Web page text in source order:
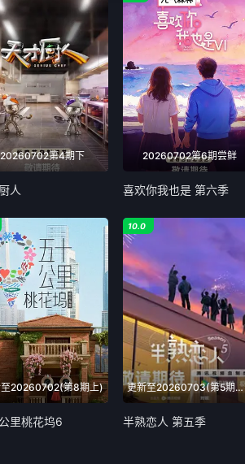
20260702第4期下
人
20260702第6期尝鲜
喜欢你我也是 第六季
至20260702(第8期上)
里桃花坞6
更新至20260703(第5期陪看)
10.0
半熟恋人 第五季